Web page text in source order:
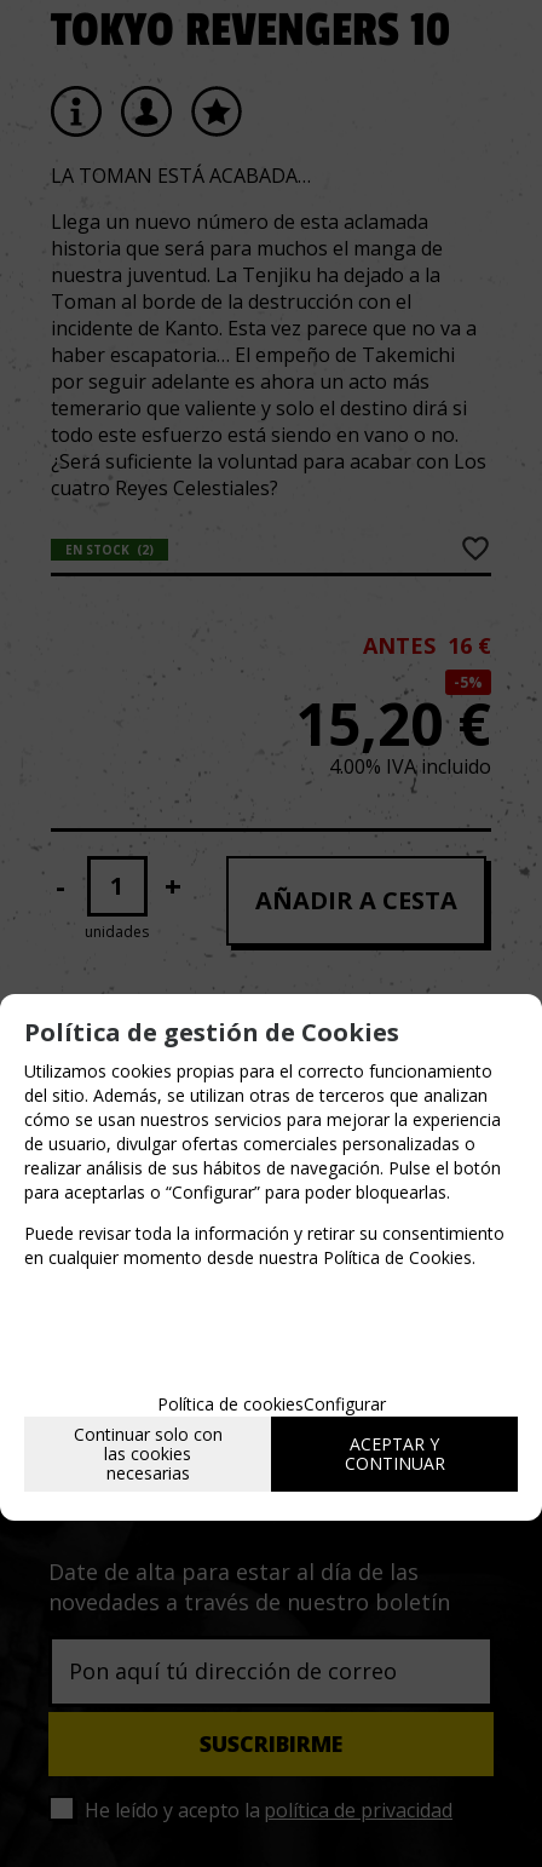
TOKYO REVENGERS 10
LA TOMAN ESTÁ ACABADA…
Llega un nuevo número de esta aclamada
historia que será para muchos el manga de
nuestra juventud. La Tenjiku ha dejado a la
Toman al borde de la destrucción con el
incidente de Kanto. Esta vez parece que no va a
haber escapatoria… El empeño de Takemichi
por seguir adelante es ahora un acto más
temerario que valiente y solo el destino dirá si
todo este esfuerzo está siendo en vano o no.
¿Será suficiente la voluntad para acabar con Los
cuatro Reyes Celestiales?
EN STOCK (2)
ANTES 16 €
5%
15,20 €
4.00% IVA incluido
-
unidades
+ AÑADIR A CESTA
NORMA EDITORIAL
Entérate de lo último
Date de alta para estar al día de las
novedades a través de nuestro boletín
He leído y acepto la política de privacidad
Política de gestión de Cookies
Utilizamos cookies propias para el correcto funcionamiento
del sitio. Además, se utilizan otras de terceros que analizan
cómo se usan nuestros servicios para mejorar la experiencia
de usuario, divulgar ofertas comerciales personalizadas o
realizar análisis de sus hábitos de navegación. Pulse el botón
para aceptarlas o “Configurar” para poder bloquearlas.
Puede revisar toda la información y retirar su consentimiento
en cualquier momento desde nuestra Política de Cookies.
Política de cookiesConfigurar
Continuar solo con
las cookies
necesarias
ACEPTAR Y
CONTINUAR